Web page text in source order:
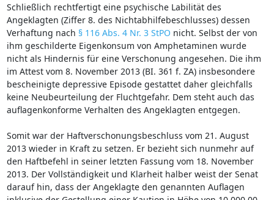
Schließlich rechtfertigt eine psychische Labilität des
Angeklagten (Ziffer 8. des Nichtabhilfebeschlusses) dessen
Verhaftung nach § 116 Abs. 4 Nr. 3 StPO nicht. Selbst der von
ihm geschilderte Eigenkonsum von Amphetaminen wurde
nicht als Hindernis für eine Verschonung angesehen. Die ihm
im Attest vom 8. November 2013 (BI. 361 f. ZA) insbesondere
bescheinigte depressive Episode gestattet daher gleichfalls
keine Neubeurteilung der Fluchtgefahr. Dem steht auch das
auflagenkonforme Verhalten des Angeklagten entgegen.
Somit war der Haftverschonungsbeschluss vom 21. August
2013 wieder in Kraft zu setzen. Er bezieht sich nunmehr auf
den Haftbefehl in seiner letzten Fassung vom 18. November
2013. Der Vollständigkeit und Klarheit halber weist der Senat
darauf hin, dass der Angeklagte den genannten Auflagen